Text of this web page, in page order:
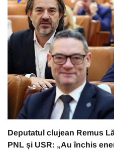
Deputatul clujean Remus
PNL și USR: „Au închis